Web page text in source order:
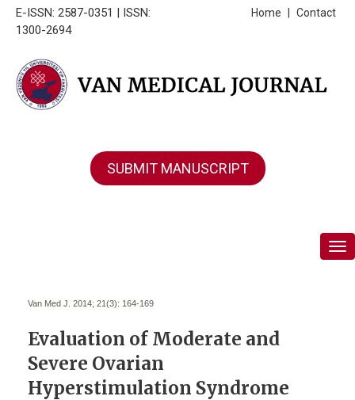
E-ISSN: 2587-0351 | ISSN:
1300-2694
Contact
Home
SUBMIT MANUSCRIPT
Van Med J. 2014; 21(3): 164-169
Evaluation of Moderate and
Severe Ovarian
Hyperstimulation Syndrome